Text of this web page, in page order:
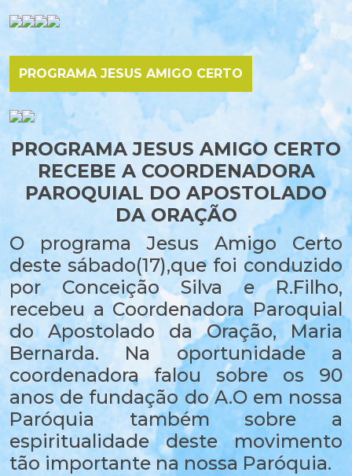
PROGRAMA JESUS AMIGO CERTO
PROGRAMA JESUS AMIGO CERTO
RECEBE A COORDENADORA
PAROQUIAL DO APOSTOLADO
DA ORAÇÃO
O programa Jesus Amigo Certo
deste sábado(17),que foi conduzido
por Conceição Silva e R.Filho,
recebeu a Coordenadora Paroquial
do Apostolado da Oração, Maria
Bernarda. Na oportunidade a
coordenadora falou sobre os 90
anos de fundação do A.O em nossa
Paróquia também sobre a
espiritualidade deste movimento
tão importante na nossa Paróquia.